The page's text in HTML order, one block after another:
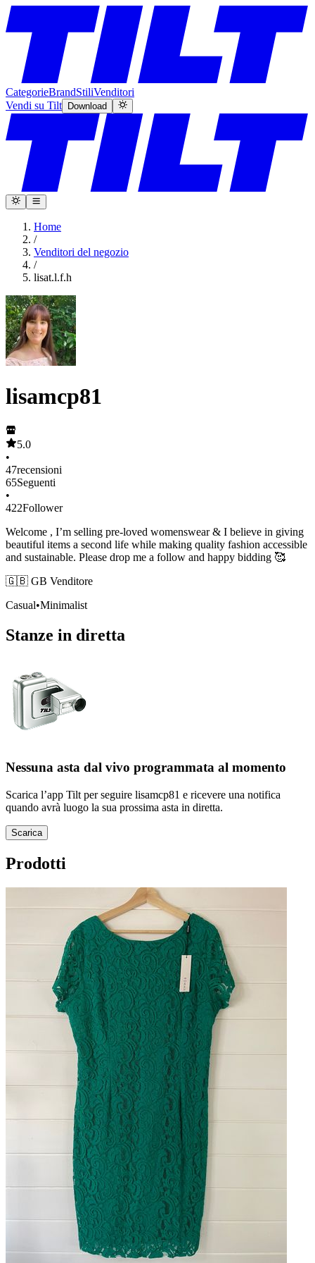
CategorieBrandStiliVenditori
Vendi su Tilt
Download
Home
/
Venditori del negozio
/
lisat.l.f.h
lisamcp81
5.0
•
47recensioni
65Seguenti
•
422Follower
Welcome , I’m selling pre-loved womenswear & I believe in giving
beautiful items a second life while making quality fashion accessible
and sustainable. Please drop me a follow and happy bidding 🥰
🇬🇧 GB Venditore
Casual•Minimalist
Stanze in diretta
Nessuna asta dal vivo programmata al momento
Scarica l’app Tilt per seguire lisamcp81 e ricevere una notifica
quando avrà luogo la sua prossima asta in diretta.
Scarica
Prodotti